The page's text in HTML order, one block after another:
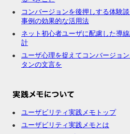
コンバージョンを後押しする体験
事例の効果的な活用法
ネット初心者ユーザに配慮した導
計
ユーザ心理を捉えてコンバージョ
タンの文言を
ユーザビリティ実践メモトップ
ユーザビリティ実践メモとは